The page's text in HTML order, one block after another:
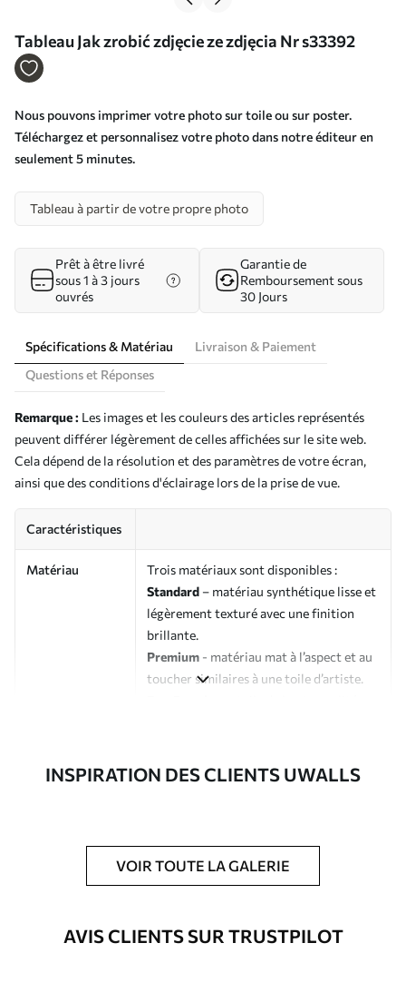
Tableau Jak zrobić zdjęcie ze zdjęcia Nr s33392
Nous pouvons imprimer votre photo sur toile ou sur poster.
Téléchargez et personnalisez votre photo dans notre éditeur en
seulement 5 minutes.
Tableau à partir de votre propre photo
Prêt à être livré
sous 1 à 3 jours
ouvrés
Garantie de
Remboursement sous
30 Jours
Spécifications & Matériau
Livraison & Paiement
Questions et Réponses
Remarque : Les images et les couleurs des articles représentés
peuvent différer légèrement de celles affichées sur le site web.
Cela dépend de la résolution et des paramètres de votre écran,
ainsi que des conditions d'éclairage lors de la prise de vue.
Caractéristiques
Matériau
Trois matériaux sont disponibles :
Standard – matériau synthétique lisse et
légèrement texturé avec une finition
brillante.
Premium - matériau mat à l’aspect et au
toucher similaires à une toile d’artiste.
Possibilité d'ajouter un vernis
protecteur pour renforcer la durabilité
du tableau.
Matériaux disponibles
INSPIRATION DES CLIENTS UWALLS
VOIR TOUTE LA GALERIE
AVIS CLIENTS SUR TRUSTPILOT